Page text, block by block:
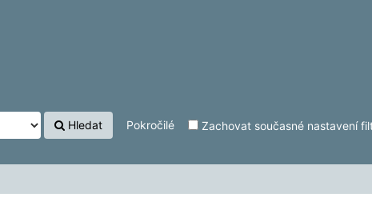
Hledat Pokročilé Zachovat současné nastavení